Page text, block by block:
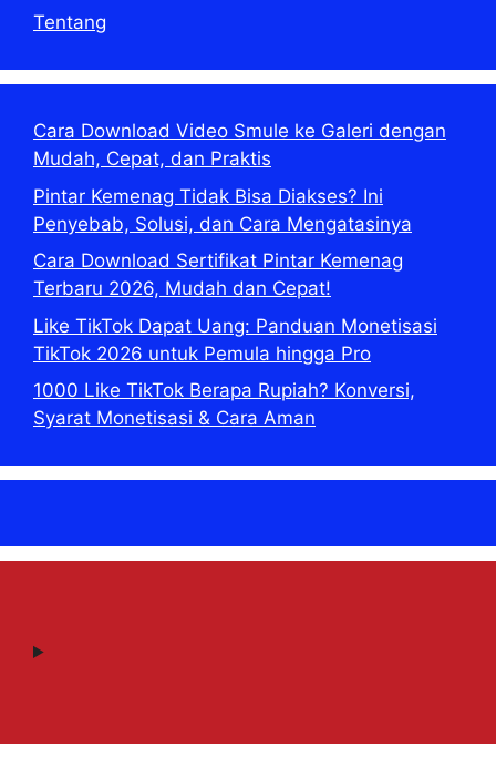
Tentang
Cara Download Video Smule ke Galeri dengan
Mudah, Cepat, dan Praktis
Pintar Kemenag Tidak Bisa Diakses? Ini
Penyebab, Solusi, dan Cara Mengatasinya
Cara Download Sertifikat Pintar Kemenag
Terbaru 2026, Mudah dan Cepat!
Like TikTok Dapat Uang: Panduan Monetisasi
TikTok 2026 untuk Pemula hingga Pro
1000 Like TikTok Berapa Rupiah? Konversi,
Syarat Monetisasi & Cara Aman